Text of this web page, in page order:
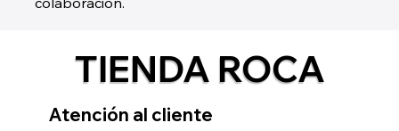
TIENDA ROCA
Atención al cliente